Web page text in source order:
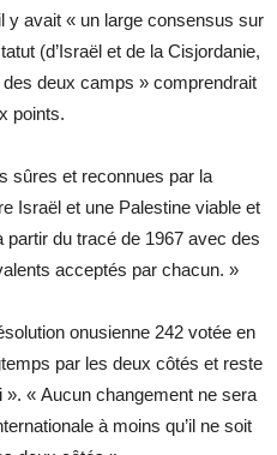
y avait « un large consensus sur
(d’Israël et de la Cisjordanie,
deux camps » comprendrait
points.
sûres et reconnues par la
Israël et une Palestine viable et
partir du tracé de 1967 avec des
acceptés par chacun. »
onusienne 242 votée en
par les deux côtés et reste
». « Aucun changement ne sera
à moins qu’il ne soit